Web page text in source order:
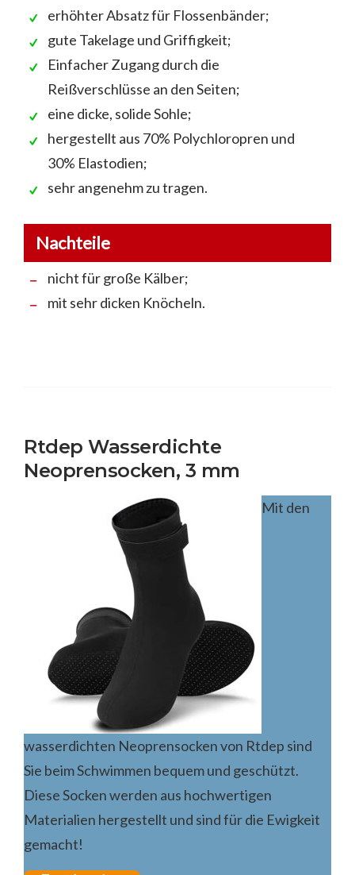
erhöhter Absatz für Flossenbänder;
gute Takelage und Griffigkeit;
Einfacher Zugang durch die
Reißverschlüsse an den Seiten;
eine dicke, solide Sohle;
hergestellt aus 70% Polychloropren und
30% Elastodien;
sehr angenehm zu tragen.
Nachteile
nicht für große Kälber;
mit sehr dicken Knöcheln.
Rtdep Wasserdichte
Neoprensocken, 3 mm
Mit den
wasserdichten Neoprensocken von Rtdep sind
Sie beim Schwimmen bequem und geschützt.
Diese Socken werden aus hochwertigen
Materialien hergestellt und sind für die Ewigkeit
gemacht!